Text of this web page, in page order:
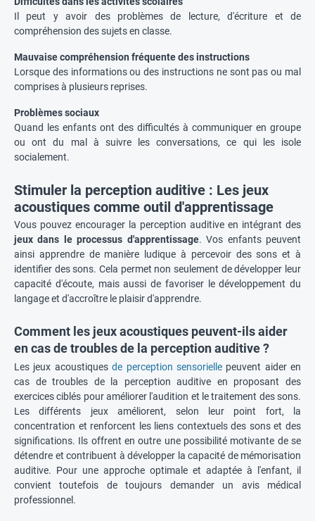
Il peut y avoir des problèmes de lecture, d'écriture et de
compréhension des sujets en classe.
Mauvaise compréhension fréquente des instructions
Lorsque des informations ou des instructions ne sont pas ou mal
comprises à plusieurs reprises.
Problèmes sociaux
Quand les enfants ont des difficultés à communiquer en groupe
ou ont du mal à suivre les conversations, ce qui les isole
socialement.
Stimuler la perception auditive : Les jeux
acoustiques comme outil d'apprentissage
Vous pouvez encourager la perception auditive en intégrant des
jeux dans le processus d'apprentissage. Vos enfants peuvent
ainsi apprendre de manière ludique à percevoir des sons et à
identifier des sons. Cela permet non seulement de développer leur
capacité d'écoute, mais aussi de favoriser le développement du
langage et d'accroître le plaisir d'apprendre.
Comment les jeux acoustiques peuvent-ils aider
en cas de troubles de la perception auditive ?
Les jeux acoustiquesde perception sensoriellepeuvent aider en
cas de troubles de la perception auditive en proposant des
exercices ciblés pour améliorer l'audition et le traitement des sons.
Les différents jeux améliorent, selon leur point fort, la
concentration et renforcent les liens contextuels des sons et des
significations. Ils offrent en outre une possibilité motivante de se
détendre et contribuent à développer la capacité de mémorisation
auditive. Pour une approche optimale et adaptée à l'enfant, il
convient toutefois de toujours demander un avis médical
professionnel.